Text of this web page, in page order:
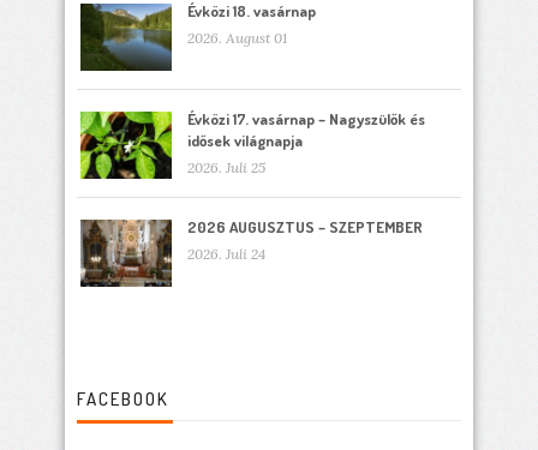
Évközi 18. vasárnap
2026. August 01
Évközi 17. vasárnap – Nagyszülők és
idősek világnapja
2026. Juli 25
2026 AUGUSZTUS – SZEPTEMBER
2026. Juli 24
FACEBOOK